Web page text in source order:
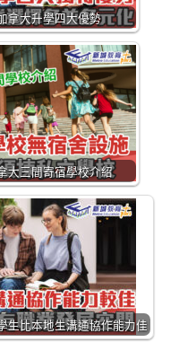
拿大升學四大優勢
大三間寄宿學校介紹
生比本地生溝通協作能力佳